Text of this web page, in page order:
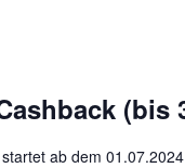
(bis
ab dem